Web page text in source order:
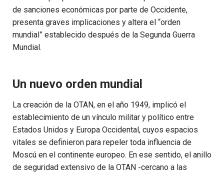
de sanciones económicas por parte de Occidente,
presenta graves implicaciones y altera el “orden
mundial” establecido después de la Segunda Guerra
Mundial.
Un nuevo orden mundial
La creación de la OTAN, en el año 1949, implicó el
establecimiento de un vínculo militar y político entre
Estados Unidos y Europa Occidental, cuyos espacios
vitales se definieron para repeler toda influencia de
Moscú en el continente europeo. En ese sentido, el anillo
de seguridad extensivo de la OTAN -cercano a las